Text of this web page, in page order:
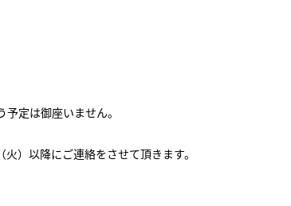
定は御座いません。
）以降にご連絡をさせて頂きます。